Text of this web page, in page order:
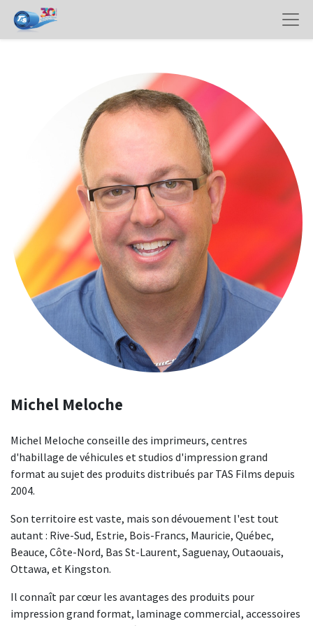
Michel Meloche
Michel Meloche conseille des imprimeurs, centres
d'habillage de véhicules et studios d'impression grand
format au sujet des produits distribués par TAS Films depuis
2004.
Son territoire est vaste, mais son dévouement l'est tout
autant : Rive-Sud, Estrie, Bois-Francs, Mauricie, Québec,
Beauce, Côte-Nord, Bas St-Laurent, Saguenay, Outaouais,
Ottawa, et Kingston.
Il connaît par cœur les avantages des produits pour
impression grand format, laminage commercial, accessoires